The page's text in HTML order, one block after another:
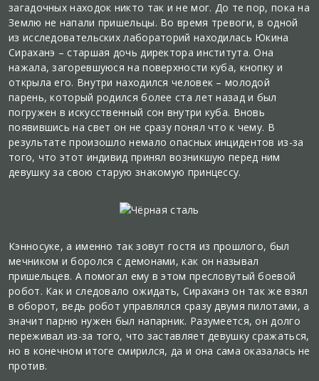
загадочных находок никто так и не мог. До те пор, пока на
Землю не напали пришельцы. Во время тревоги, в одной
из исследовательских лабораторий находилась Юкина
Сираханэ – старшая дочь директора института. Она
нажала, загоревшуюся на поверхности куба, кнопку и
открыла его. Внутри находился человек – молодой
парень, который родился более ста лет назад и был
погружен в искусственный сон внутри куба. Вновь
появившись на свет он не сразу понял что к чему. В
результате произошло немало опасных инцидентов из-за
того, что этот индивид принял возникшую перед ним
девушку за свою старую знакомую принцессу.
Кэнносуке, а именно так зовут гостя из прошлого, был
мечником и боролся с демонами, как он называл
пришельцев. А помогал ему в этом пресловутый боевой
робот. Как и следовало ожидать, Сираханэ он так же взял
в оборот, ведь робот управлялся сразу двумя пилотами, а
значит парню нужен был напарник. Разумеется, он долго
переживал из-за того, что заставляет девушку сражаться,
но в конечном итоге смирился, да и она сама оказалась не
против.